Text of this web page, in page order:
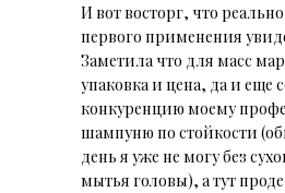
И вот восторг, что
первого применения
Заметила что для масс
упаковка и цена, да и еще
конкуренцию моему
шампуню по стойкости
день я уже не могу без
мытья головы), а тут